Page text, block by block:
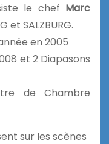
le chef Marc
et SALZBURG.
en 2005
et 2 Diapasons
de Chambre
sur les scènes